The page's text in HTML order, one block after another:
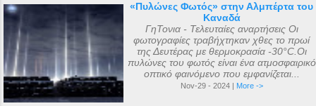
«Πυλώνες Φωτός» στην Αλμπέρτα του
Καναδά
ΓηΤονια - Τελευταίες αναρτήσεις Οι
φωτογραφίες τραβήχτηκαν χθες το πρωί
της Δευτέρας με θερμοκρασία -30°C.Οι
πυλώνες του φωτός είναι ένα ατμοσφαιρικό
οπτικό φαινόμενο που εμφανίζεται...
Nov-29 - 2024 | More ->